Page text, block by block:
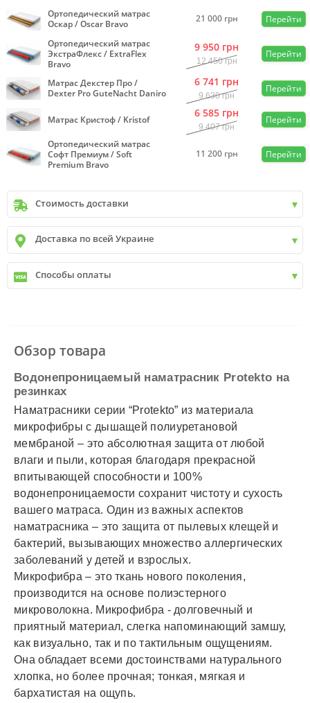
Ортопедический матрас
Оскар / Oscar Bravo
21 000 грн Перейти
Ортопедический матрас
ЭкстраФлекс / ExtraFlex
Bravo
9 950 грн
12 450грн
Перейти
Матрас Декстер Про /
Dexter Pro GuteNacht Daniro
6 741 грн
9 630грн
Перейти
Матрас Кристоф / Kristof
6 585 грн
9 407грн
Перейти
Ортопедический матрас
Софт Премиум / Soft
Premium Bravo
11 200 грн Перейти
Стоимость доставки
Киевдо9999 грн. -400 грн.
Киевот9999 грн - БЕСПЛАТНО
Киев пригород +30 грн\км
Доставка по всей Украине
✓Новая почта
✓Деливери
✓Автолюкс
Способы оплаты
✓ Подробнее
Обзор товара
Водонепроницаемый наматрасник Protekto на
резинках
Наматрасники серии “Protekto” из материала
микрофибры с дышащей полиуретановой
мембраной – это абсолютная защита от любой
влаги и пыли, которая благодаря прекрасной
впитывающей способности и 100%
водонепроницаемости сохранит чистоту и сухость
вашего матраса. Один из важных аспектов
наматрасника – это защита от пылевых клещей и
бактерий, вызывающих множество аллергических
заболеваний у детей и взрослых.
Микрофибра – это ткань нового поколения,
производится на основе полиэстерного
микроволокна. Микрофибра - долговечный и
приятный материал, слегка напоминающий замшу,
как визуально, так и по тактильным ощущениям.
Она обладает всеми достоинствами натурального
хлопка, но более прочная; тонкая, мягкая и
бархатистая на ощупь.